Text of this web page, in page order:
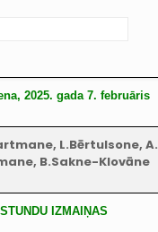
2025. gada 7. februāris
L.Bērtulsone,
B.Sakne-Klovāne
STUNDU IZMAIŅAS